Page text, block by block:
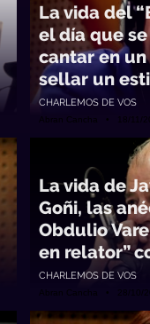
La vida del
el día que
cantar en
sellar un
CHARLEMOS DE VOS
Abran Cancha • 18/11/
La vida de
Goñi, las
Obdulio
en relator”
CHARLEMOS DE VOS
Abran Cancha • 28/10/